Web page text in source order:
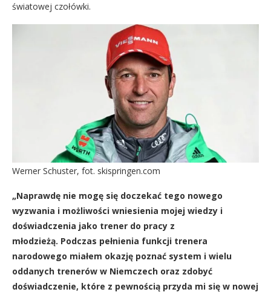
światowej czołówki.
Werner Schuster, fot. skispringen.com
„Naprawdę nie mogę się doczekać tego nowego
wyzwania i możliwości wniesienia mojej wiedzy i
doświadczenia jako trener do pracy z
młodzieżą. Podczas pełnienia funkcji trenera
narodowego miałem okazję poznać system i wielu
oddanych trenerów w Niemczech oraz zdobyć
doświadczenie, które z pewnością przyda mi się w nowej